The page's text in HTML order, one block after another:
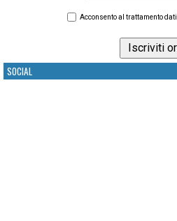
Acconsento al trattamento
SOCIAL